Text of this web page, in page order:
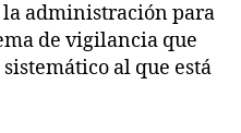
administración para
de vigilancia que
al que está